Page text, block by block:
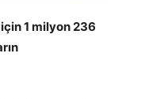
1 milyon 236